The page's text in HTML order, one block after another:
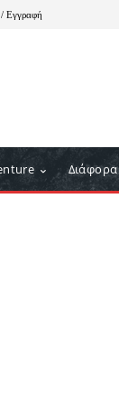
Εγγραφή
Διάφορα